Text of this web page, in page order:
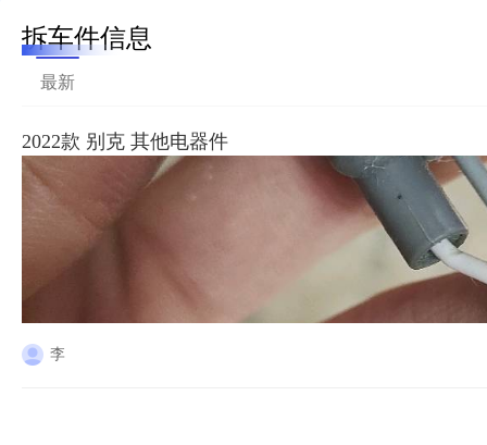
拆车件信息
最新
2022款 别克 其他电器件
李